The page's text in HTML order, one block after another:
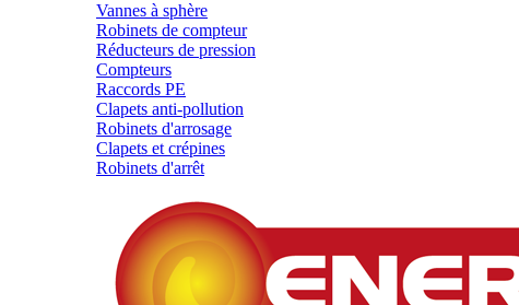
Vannes à sphère
Robinets de compteur
Réducteurs de pression
Compteurs
Raccords PE
Clapets anti-pollution
Robinets d'arrosage
Clapets et crépines
Robinets d'arrêt